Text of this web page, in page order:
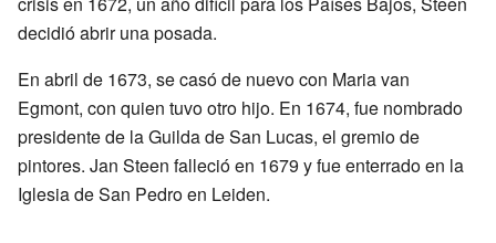
decidió abrir una posada.
En abril de 1673, se casó de nuevo con Maria van
Egmont, con quien tuvo otro hijo. En 1674, fue nombrado
presidente de la Guilda de San Lucas, el gremio de
pintores. Jan Steen falleció en 1679 y fue enterrado en la
Iglesia de San Pedro en Leiden.